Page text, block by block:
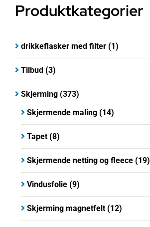
Produktkategorier
drikkeflasker med filter (1)
Tilbud (3)
Skjerming (373)
Skjermende maling (14)
Tapet (8)
Skjermende netting og fleece (19)
Vindusfolie (9)
Skjerming magnetfelt (12)